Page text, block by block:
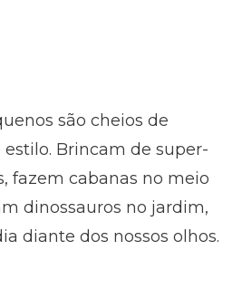
são cheios de
Brincam de super-
fazem cabanas no meio
dinossauros no jardim,
diante dos nossos olhos.